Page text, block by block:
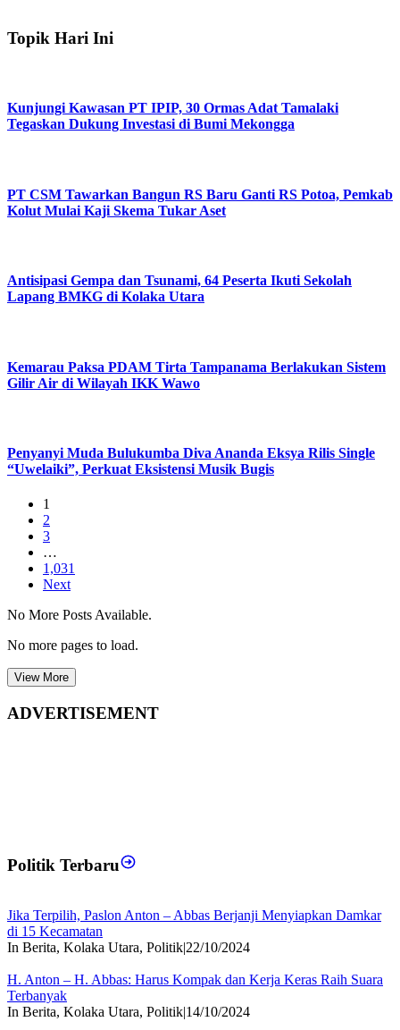
Topik Hari Ini
Kunjungi Kawasan PT IPIP, 30 Ormas Adat Tamalaki
Tegaskan Dukung Investasi di Bumi Mekongga
PT CSM Tawarkan Bangun RS Baru Ganti RS Potoa, Pemkab
Kolut Mulai Kaji Skema Tukar Aset
Antisipasi Gempa dan Tsunami, 64 Peserta Ikuti Sekolah
Lapang BMKG di Kolaka Utara
Kemarau Paksa PDAM Tirta Tampanama Berlakukan Sistem
Gilir Air di Wilayah IKK Wawo
Penyanyi Muda Bulukumba Diva Ananda Eksya Rilis Single
“Uwelaiki”, Perkuat Eksistensi Musik Bugis
1
2
3
…
1,031
Next
No More Posts Available.
No more pages to load.
View More
ADVERTISEMENT
Politik Terbaru
Jika Terpilih, Paslon Anton – Abbas Berjanji Menyiapkan Damkar
di 15 Kecamatan
In Berita, Kolaka Utara, Politik|22/10/2024
H. Anton – H. Abbas: Harus Kompak dan Kerja Keras Raih Suara
Terbanyak
In Berita, Kolaka Utara, Politik|14/10/2024